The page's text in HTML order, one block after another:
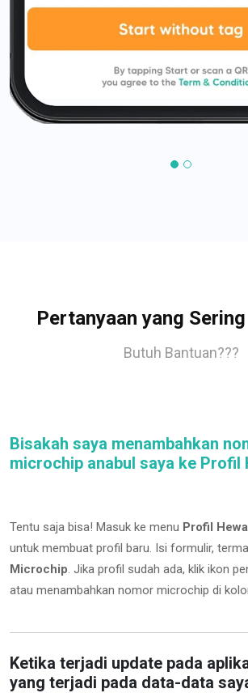
Pertanyaan yang
Butuh Bantuan???
Bisakah saya menambahkan
microchip anabul saya ke Profil
Tentu saja bisa! Masuk ke menu Profil
untuk membuat profil baru. Isi formulir,
Microchip. Jika profil sudah ada, klik ikon
atau menambahkan nomor microchip di
Ketika terjadi update pada
yang terjadi pada data-data